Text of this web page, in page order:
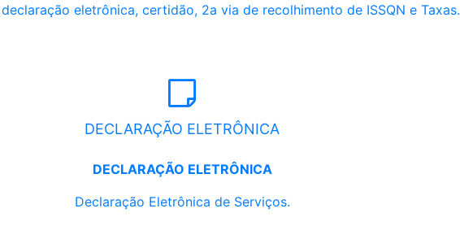
eletrônica, certidão, 2a via de recolhimento de ISSQN e Taxas.
DECLARAÇÃO ELETRÔNICA
DECLARAÇÃO ELETRÔNICA
Declaração Eletrônica de Serviços.